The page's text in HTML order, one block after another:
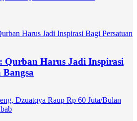
Harus Jadi Inspirasi
Bangsa